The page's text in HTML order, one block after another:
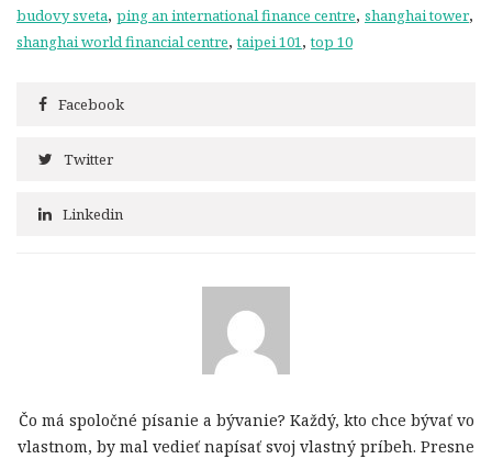
budovy sveta, ping an international finance centre, shanghai tower,
shanghai world financial centre,taipei 101,top 10
Facebook
Twitter
Linkedin
Čo má spoločné písanie a bývanie? Každý, kto chce bývať vo
vlastnom, by mal vedieť napísať svoj vlastný príbeh. Presne